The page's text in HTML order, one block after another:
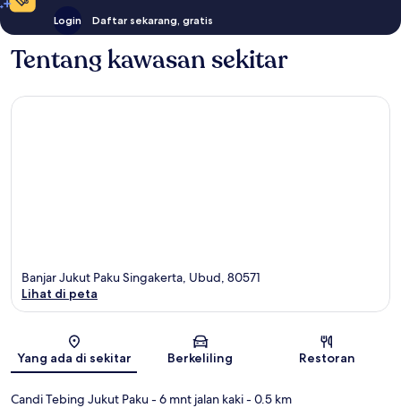
Login Daftar sekarang, gratis
Tentang kawasan sekitar
Peta
Banjar Jukut Paku Singakerta, Ubud, 80571
Lihat di peta
Yang ada di sekitar Berkeliling Restoran
Candi Tebing Jukut Paku- 6 mnt jalan kaki- 0.5 km